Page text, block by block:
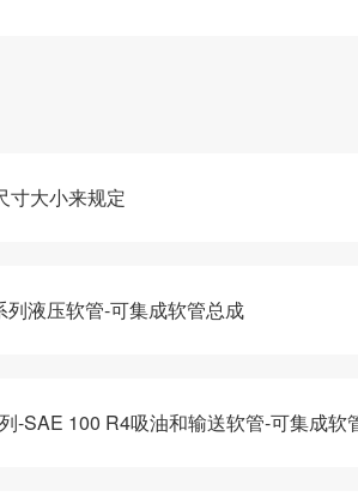
寸大小来规定
液压软管-可集成软管总成
-SAE 100 R4吸油和输送软管-可集成软